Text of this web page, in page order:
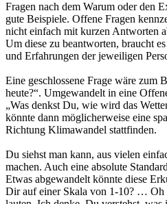
Fragen nach dem Warum oder den
gute Beispiele. Offene Fragen
nicht einfach mit kurzen Antworten
Um diese zu beantworten, braucht
und Erfahrungen der jeweiligen
Eine geschlossene Frage wäre zum
heute?“. Umgewandelt in eine
„Was denkst Du, wie wird das
könnte dann möglicherweise eine
Richtung Klimawandel stattfinden.
Du siehst man kann, aus vielen
machen. Auch eine absolute
Etwas abgewandelt könnte diese
Dir auf einer Skala von 1-10? … Oh